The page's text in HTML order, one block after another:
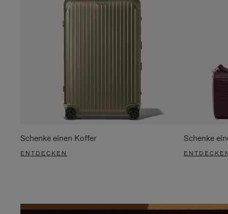
Schenke einen Koffer
ENTDECKEN
Schenke